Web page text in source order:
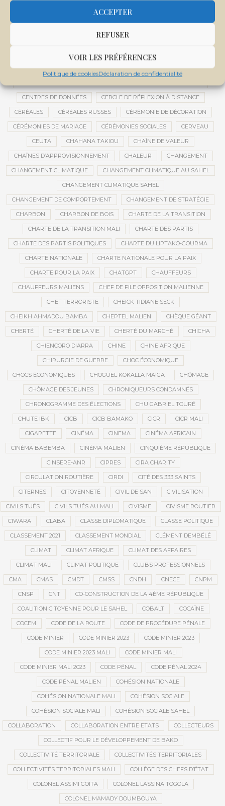
ACCEPTER
REFUSER
VOIR LES PRÉFÉRENCES
Politique de cookiesDéclaration de confidentialité
CENTRALE SOLAIRE DE SANANKOROBA
CENTRE D'INTELLIGENCE ARTIFICIELLE
CENTRE DE SANTÉ COMMUNAUTAIRE
CENTRE INTERNATIONAL DE CONFÉRENCES DE BAMAKO
CENTRE MALI
CENTRES DE DONNÉES CERCLE DE RÉFLEXION À DISTANCE
CÉRÉALES CÉRÉALES RUSSES CÉRÉMONIE DE DÉCORATION
CÉRÉMONIES DE MARIAGE CÉRÉMONIES SOCIALES CERVEAU
CEUTA CHAHANA TAKIOU CHAÎNE DE VALEUR
CHAÎNES D’APPROVISIONNEMENT CHALEUR CHANGEMENT
CHANGEMENT CLIMATIQUE CHANGEMENT CLIMATIQUE AU SAHEL
CHANGEMENT CLIMATIQUE SAHEL
CHANGEMENT DE COMPORTEMENT CHANGEMENT DE STRATÉGIE
CHARBON CHARBON DE BOIS CHARTE DE LA TRANSITION
CHARTE DE LA TRANSITION MALI CHARTE DES PARTIS
CHARTE DES PARTIS POLITIQUES CHARTE DU LIPTAKO-GOURMA
CHARTE NATIONALE CHARTE NATIONALE POUR LA PAIX
CHARTE POUR LA PAIX CHATGPT CHAUFFEURS
CHAUFFEURS MALIENS CHEF DE FILE OPPOSITION MALIENNE
CHEF TERRORISTE CHEICK TIDIANE SECK
CHEIKH AHMADOU BAMBA CHEPTEL MALIEN CHÈQUE GÉANT
CHERTÉ CHERTÉ DE LA VIE CHERTÉ DU MARCHÉ CHICHA
CHIENCORO DIARRA CHINE CHINE AFRIQUE
CHIRURGIE DE GUERRE CHOC ÉCONOMIQUE
CHOCS ÉCONOMIQUES CHOGUEL KOKALLA MAÏGA CHÔMAGE
CHÔMAGE DES JEUNES CHRONIQUEURS CONDAMNÉS
CHRONOGRAMME DES ÉLECTIONS CHU GABRIEL TOURÉ
CHUTE IBK CICB CICB BAMAKO CICR CICR MALI
CIGARETTE CINÉMA CINEMA CINÉMA AFRICAIN
CINÉMA BABEMBA CINÉMA MALIEN CINQUIÈME RÉPUBLIQUE
CINSERE-ANR CIPRES CIRA CHARITY
CIRCULATION ROUTIÈRE CIRDI CITÉ DES 333 SAINTS
CITERNES CITOYENNETÉ CIVIL DE SAN CIVILISATION
CIVILS TUÉS CIVILS TUÉS AU MALI CIVISME CIVISME ROUTIER
CIWARA CLABA CLASSE DIPLOMATIQUE CLASSE POLITIQUE
CLASSEMENT 2021 CLASSEMENT MONDIAL CLÉMENT DEMBÉLÉ
CLIMAT CLIMAT AFRIQUE CLIMAT DES AFFAIRES
CLIMAT MALI CLIMAT POLITIQUE CLUBS PROFESSIONNELS
CMA CMAS CMDT CMSS CNDH CNECE CNPM
CNSP CNT CO-CONSTRUCTION DE LA 4ÈME RÉPUBLIQUE
COALITION CITOYENNE POUR LE SAHEL COBALT COCAÏNE
COCEM CODE DE LA ROUTE CODE DE PROCÉDURE PÉNALE
CODE MINIER CODE MINIER 2023 CODE MINIER 2023
CODE MINIER 2023 MALI CODE MINIER MALI
CODE MINIER MALI 2023 CODE PÉNAL CODE PÉNAL 2024
CODE PÉNAL MALIEN COHÉSION NATIONALE
COHÉSION NATIONALE MALI COHÉSION SOCIALE
COHÉSION SOCIALE MALI COHÉSION SOCIALE SAHEL
COLLABORATION COLLABORATION ENTRE ETATS COLLECTEURS
COLLECTIF POUR LE DÉVELOPPEMENT DE BAKO
COLLECTIVITÉ TERRITORIALE COLLECTIVITÉS TERRITORIALES
COLLECTIVITÉS TERRITORIALES MALI COLLÈGE DES CHEFS D’ÉTAT
COLONEL ASSIMI GOÏTA COLONEL LASSINA TOGOLA
COLONEL MAMADY DOUMBOUYA